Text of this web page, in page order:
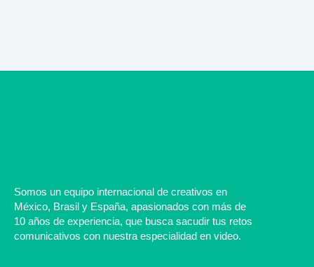
Somos un equipo internacional de creativos en
México, Brasil y España, apasionados con más de
10 años de experiencia, que busca sacudir tus retos
comunicativos con nuestra especialidad en video.